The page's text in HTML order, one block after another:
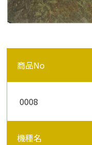
商品No
0008
機種名